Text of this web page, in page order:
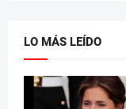
LO MÁS LEÍDO